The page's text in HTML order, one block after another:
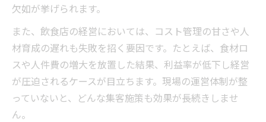
欠如が挙げられます。
また、飲食店の経営においては、コスト管理の甘さや人
材育成の遅れも失敗を招く要因です。たとえば、食材ロ
スや人件費の増大を放置した結果、利益率が低下し経営
が圧迫されるケースが目立ちます。現場の運営体制が整
っていないと、どんな集客施策も効果が長続きしませ
ん。